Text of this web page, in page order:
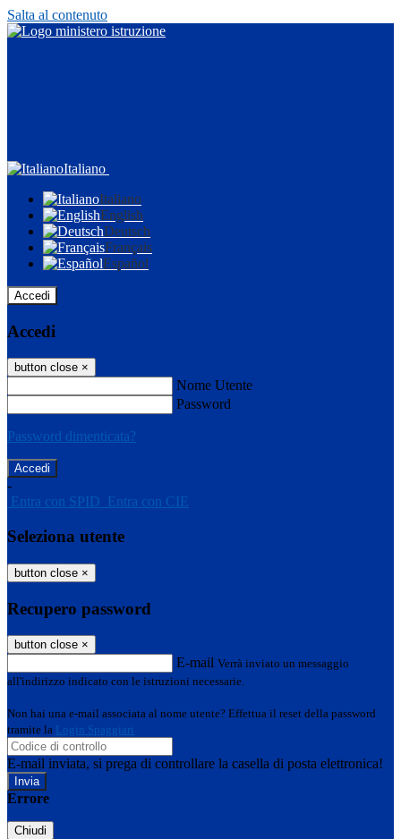
Salta al contenuto
Italiano
Italiano
English
Deutsch
Français
Español
Accedi
Accedi
button close ×
Nome Utente
Password
Password dimenticata?
-
Entra con SPID Entra con CIE
Seleziona utente
button close ×
Recupero password
button close ×
E-mail Verrà inviato un messaggio
all'indirizzo indicato con le istruzioni necessarie.
Non hai una e-mail associata al nome utente? Effettua il reset della password
tramite la Login Spaggiari
E-mail inviata, si prega di controllare la casella di posta elettronica!
Errore
Chiudi